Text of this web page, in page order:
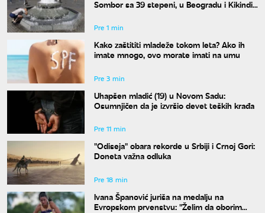
Sombor sa 39 stepeni, u Beogradu i Kikindi
Pre 1 min
Kako zaštititi mladeže tokom leta? Ako ih
imate mnogo, ovo morate imati na umu
Pre 3 min
Uhapšen mladić (19) u Novom Sadu:
Osumnjičen da je izvršio devet teških krađa
Pre 11 min
"Odiseja" obara rekorde u Srbiji i Crnoj Gori:
Doneta važna odluka
Pre 18 min
Ivana Španović juriša na medalju na
Evropskom prvenstvu: "Želim da oborim